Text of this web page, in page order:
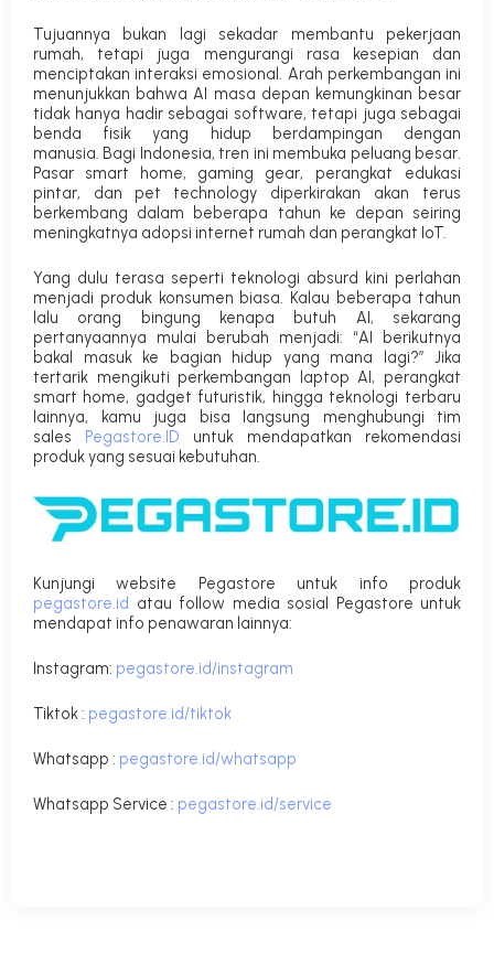
Tujuannya bukan lagi sekadar membantu pekerjaan
rumah, tetapi juga mengurangi rasa kesepian dan
menciptakan interaksi emosional. Arah perkembangan ini
menunjukkan bahwa AI masa depan kemungkinan besar
tidak hanya hadir sebagai software, tetapi juga sebagai
benda fisik yang hidup berdampingan dengan
manusia. Bagi Indonesia, tren ini membuka peluang besar.
Pasar smart home, gaming gear, perangkat edukasi
pintar, dan pet technology diperkirakan akan terus
berkembang dalam beberapa tahun ke depan seiring
meningkatnya adopsi internet rumah dan perangkat IoT.
Yang dulu terasa seperti teknologi absurd kini perlahan
menjadi produk konsumen biasa. Kalau beberapa tahun
lalu orang bingung kenapa butuh AI, sekarang
pertanyaannya mulai berubah menjadi: “AI berikutnya
bakal masuk ke bagian hidup yang mana lagi?” Jika
tertarik mengikuti perkembangan laptop AI, perangkat
smart home, gadget futuristik, hingga teknologi terbaru
lainnya, kamu juga bisa langsung menghubungi tim
sales
Pegastore.ID untuk mendapatkan rekomendasi
produk yang sesuai kebutuhan.
Kunjungi website Pegastore untuk info produk
pegastore.id atau follow media sosial Pegastore untuk
mendapat info penawaran lainnya:
Instagram: pegastore.id/instagram
Tiktok : pegastore.id/tiktok
Whatsapp : pegastore.id/whatsapp
Whatsapp Service : pegastore.id/service